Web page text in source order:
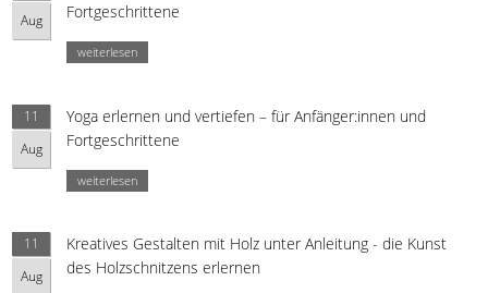
Aug
Fortgeschrittene
weiterlesen
11
Aug
Yoga erlernen und vertiefen – für Anfänger:innen und
Fortgeschrittene
weiterlesen
11
Aug
Kreatives Gestalten mit Holz unter Anleitung - die Kunst
des Holzschnitzens erlernen